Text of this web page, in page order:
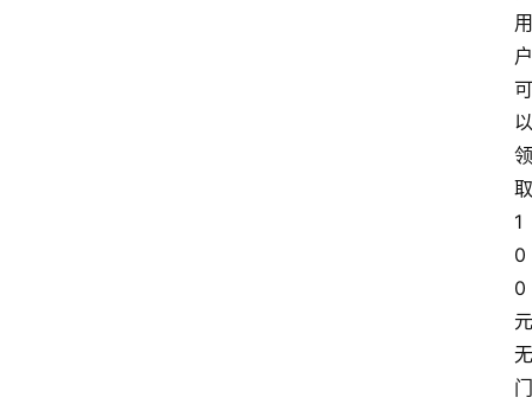
用
户
可
以
领
取
1
0
0
元
无
门